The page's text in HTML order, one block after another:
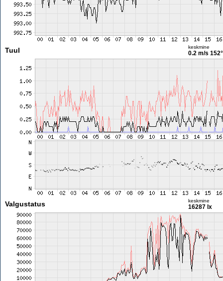
Tuul keskmine
0.2 m/s 152°
Valgustatus keskmine
16287 lx